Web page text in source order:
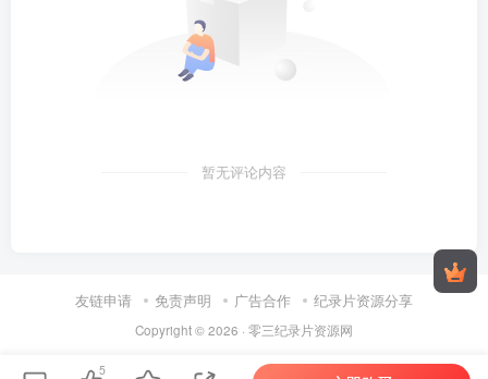
暂无评论内容
友链申请 免责声明 广告合作 纪录片资源分享
Copyright © 2026 · 零三纪录片资源网
5